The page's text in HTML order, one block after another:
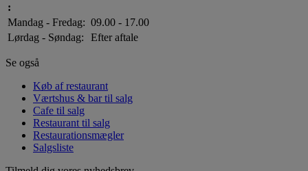
:
Mandag - Fredag: 09.00 - 17.00
Lørdag - Søndag:
Efter aftale
Se også
Køb af restaurant
Værtshus & bar til salg
Cafe til salg
Restaurant til salg
Restaurationsmægler
Salgsliste